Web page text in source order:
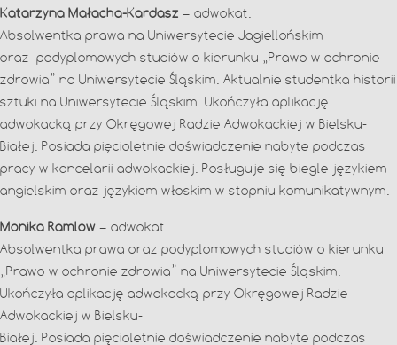
Katarzyna Małacha-Kardasz – adwokat.
Absolwentka prawa na Uniwersytecie Jagiellońskim
oraz podyplomowych studiów o kierunku „Prawo w ochronie
zdrowia” na Uniwersytecie Śląskim. Aktualnie studentka historii
sztuki na Uniwersytecie Śląskim. Ukończyła aplikację
adwokacką przy Okręgowej Radzie Adwokackiej w Bielsku-
Białej. Posiada pięcioletnie doświadczenie nabyte podczas
pracy w kancelarii adwokackiej. Posługuje się biegle językiem
angielskim oraz językiem włoskim w stopniu komunikatywnym.
Monika Ramlow – adwokat.
Absolwentka prawa oraz podyplomowych studiów o kierunku
„Prawo w ochronie zdrowia” na Uniwersytecie Śląskim.
Ukończyła aplikację adwokacką przy Okręgowej Radzie
Adwokackiej w Bielsku-
Białej. Posiada pięcioletnie doświadczenie nabyte podczas